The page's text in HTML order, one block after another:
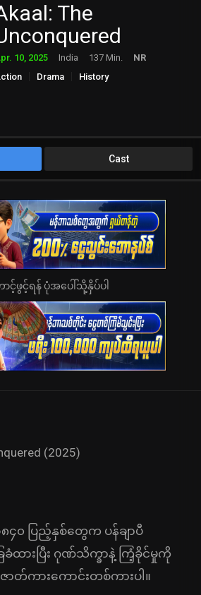
The
10, 2025 India 137 Min.
NR
Drama History
Cast
င့်ဖွင့်ရန် ပုံအပေါ်သို့နှိပ်ပါ
(2025)
၄၀ ပြည့်နှစ်တွေက ပန်ချာပီ
ထားပြီး ဂုဏ်သိက္ခာနဲ့ ကြံ့ခိုင်မှုကို
ာတ်ကားကောင်းတစ်ကားပါ။